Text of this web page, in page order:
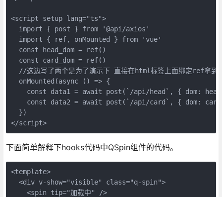
<script setup lang="ts">
  import { post } from '@api/axios'
  import { ref, onMounted } from 'vue'
  const head_dom = ref()
  const card_dom = ref()
//这边写了两个是为了演示下 直接在html标签上面绑定ref拿
  onMounted(async () => {
const data1 = await post(`/api/head`, { dom:
const data2 = await post(`/api/card`, { dom:
  })
</script>
下面简单解释下hooks代码中QSpin组件的代码。
<template>
  <div v-show="visible" class="q-spin">
<spin tip="加载中" />